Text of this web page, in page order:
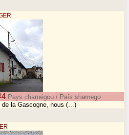
Pays charnégou / País sharnego
de la Gascogne, nous (…)